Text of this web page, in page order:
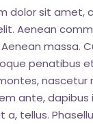
dolor sit amet,
Aenean
massa.
penatibus
nascetur
ante, dapibus
a, tellus.